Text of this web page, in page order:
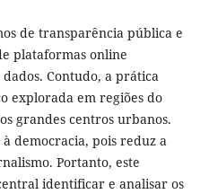
de transparência pública e
plataformas online
Contudo, a prática
explorada em regiões do
grandes centros urbanos.
democracia, pois reduz a
Portanto, este
identificar e analisar os